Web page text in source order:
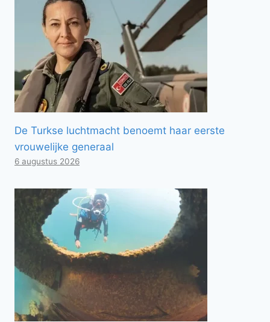
De Turkse luchtmacht benoemt haar eerste
vrouwelijke generaal
6 augustus 2026